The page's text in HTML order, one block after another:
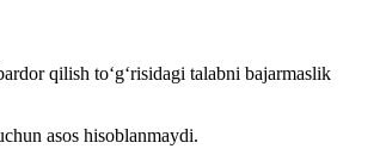
qilish toʻgʻrisidagi talabni bajarmaslik
asos hisoblanmaydi.